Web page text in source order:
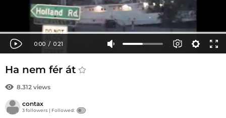
Ha nem fér át
8.312 views
contax
3 followers | Followed: